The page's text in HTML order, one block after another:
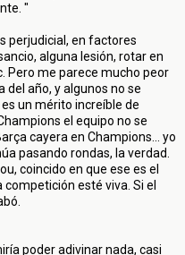
"
perjudicial, en factores
alguna lesión, rotar en
Pero me parece mucho peor
del año, y algunos no se
un mérito increíble de
el equipo no se
cayera en Champions... yo
pasando rondas, la verdad.
coincido en que ese es el
esté viva. Si el
poder adivinar nada, casi